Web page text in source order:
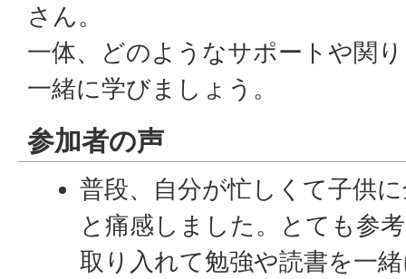
さん。
一体、どのようなサポートや関
一緒に学びましょう。
参加者の声
普段、自分が忙しくて子供
と痛感しました。とても参
取り入れて勉強や読書を一